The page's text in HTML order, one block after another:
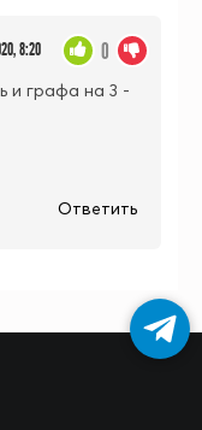
8:20
и графа на 3 -
0
Ответить